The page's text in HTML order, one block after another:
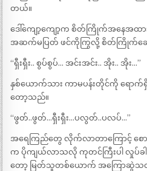
တယ်။
ဒေါ်ကျော့ကျော့က စိတ်ကြိုက်အနေအထာ
အဆက်မပြတ် ဖင်ကိုကြွလို့ စိတ်ကြိုက်ဆ
“ရှီးရှီး.. စွပ်စွပ်… အင်းအင်း.. အိုး.. အိုး…”
နှစ်ယောက်သား ကာမပန်းတိုင်ကို ရောက်
တော့သည်။
“ဖွတ်..ဖွတ်…ရှီးရှီး…ပလွတ်..ပလပ်…”
အရေကြည်တွေ လိုက်လာတာကြောင့်
က ပိုကျယ်လာသလို ကုတင်ကြီးပါ လှုပ်ခ
တော့ မြတ်သူတစ်ယောက် အကြောဆွဲသလို